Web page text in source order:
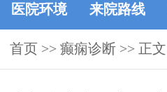
医院环境 来院路线
首页 >> 癫痫诊断 >> 正文